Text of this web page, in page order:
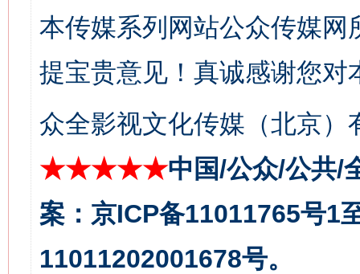
本传媒系列网站公众传媒
提宝贵意见！真诚感谢您
众全影视文化传媒（北京）
★★★★★中国/公众/公共/
案：京ICP备11011765号1
11011202001678号。
在谋一域中谋全局
今